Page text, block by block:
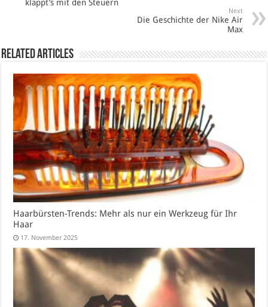
klappt’s mit den Steuern
Next
Die Geschichte der Nike Air
Max
Related Articles
Haarbürsten-Trends: Mehr als nur ein Werkzeug für Ihr
Haar
17. November 2025